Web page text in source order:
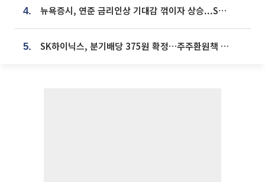
4. 뉴욕증시, 연준 금리인상 기대감 꺾이자 상승...S&P500 사상 최고치 [종합]
5. SK하이닉스, 분기배당 375원 확정…주주환원책 9월로 앞당겨 발표